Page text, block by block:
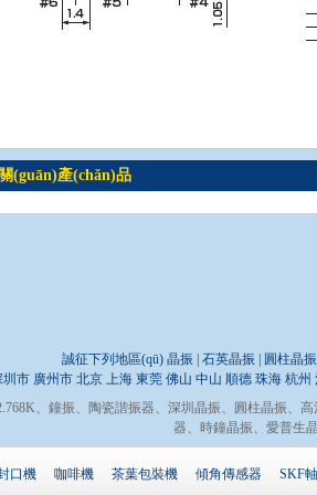
(guān)產(chǎn)品
誠征下列地區(qū) 晶振 | 石英晶振 | 圓柱晶
圳市 廣州市 北京 上海 東莞 佛山 中山 順德 珠海 杭州
、 鐘振、 陶瓷諧振器、 深圳晶振、 圓柱晶振、 高
器、 時鐘晶振、 愛普生
口機 咖啡機 茶葉包裝機 傾角傳感器 SKF